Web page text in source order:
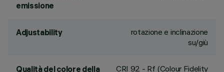
emissione
Adjustability
rotazione e inclinazione
su/giù
Qualità del colore della
CRI 92 - Rf (Colour Fidelity